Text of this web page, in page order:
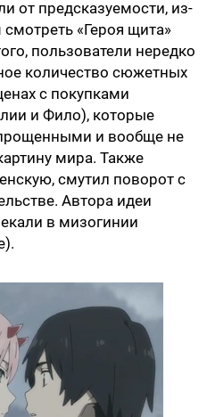
от предсказуемости, из-
«Героя щита»
пользователи нередко
количество сюжетных
с покупками
и Фило), которые
и вообще не
мира. Также
смутил поворот с
Автора идеи
в мизогинии